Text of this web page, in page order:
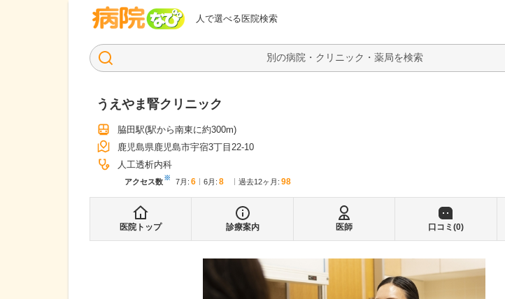
人で選べる医院検索
病院なび
検索
うえやま腎クリニック
脇田駅(駅から南東に約300m)
鹿児島県鹿児島市宇宿3丁目22-10
人工透析内科
アクセス数※ 7月 : 6 6月 : 8 過去12ヶ月: 98
医院トップ 診療案内 医師 口コミ(0)